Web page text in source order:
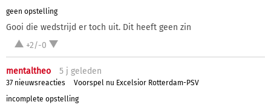
geen opstelling
Gooi die wedstrijd er toch uit. Dit heeft geen zin
+2/-0
mentaltheo 5 j geleden
37 nieuwsreacties
Voorspel nu Excelsior Rotterdam-PSV
incomplete opstelling